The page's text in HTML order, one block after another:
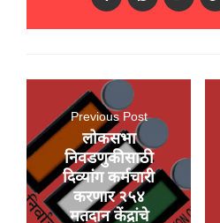
Previous Post
लोकसभा
निवडणुकीसाठी
दिव्यांग कर्मचारी
करणार २५४
मतदान केंद्रांचे